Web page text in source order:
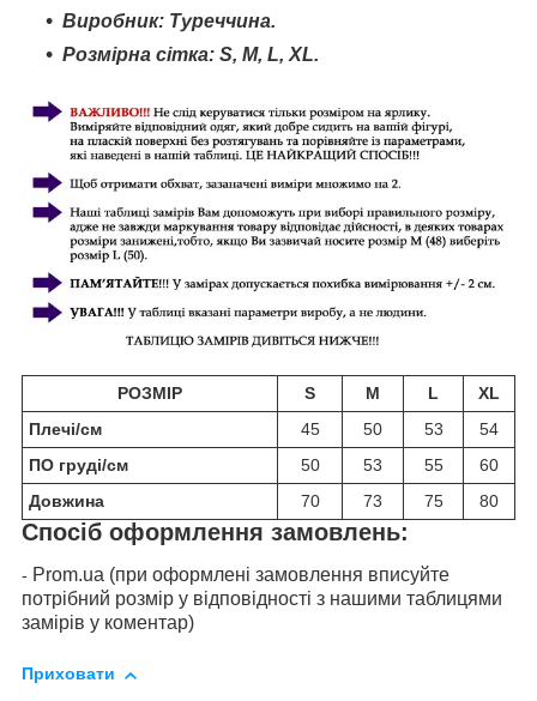
Виробник: Туреччина.
Розмірна сітка: S, M, L,XL.
РОЗМІР S M L
XL
Плечі/см
45 50 53
54
ПО груді/см
50 53 55
60
Довжина
70 73 75 80
Спосіб оформлення замовлень:
- Prom.ua (при оформлені замовлення вписуйте
потрібний розмір у відповідності з нашими таблицями
замірів у коментар)
Приховати